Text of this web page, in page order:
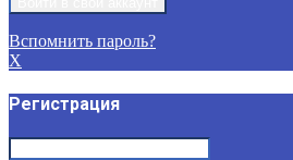
Вспомнить пароль?
X
Регистрация